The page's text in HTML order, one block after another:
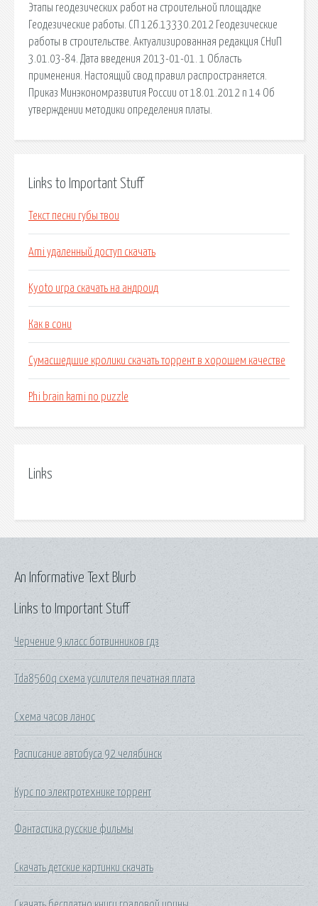
Этапы геодезических работ на строительной площадке
Геодезические работы. СП 126.13330.2012 Геодезические
работы в строительстве. Актуализированная редакция СНиП
3.01.03-84. Дата введения 2013-01-01. 1 Область
применения. Настоящий свод правил распространяется.
Приказ Минэкономразвития России от 18.01.2012 n 14 Об
утверждении методики определения платы.
Links to Important Stuff
Текст песни губы твои
Ami удаленный доступ скачать
Kyoto игра скачать на андроид
Как в сони
Сумасшедшие кролики скачать торрент в хорошем качестве
Phi brain kami no puzzle
Links
Links to Important Stuff
Черчение 9 класс ботвинников гдз
Tda8560q схема усилителя печатная плата
Схема часов ланос
Расписание автобуса 92 челябинск
Курс по электротехнике торрент
Фантастика русские фильмы
Скачать детские картинки скачать
An Informative Text Blurb